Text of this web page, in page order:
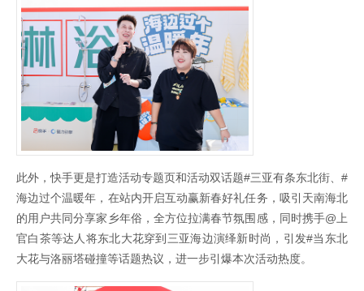
此外，快手更是打造活动专题页和活动双话题#三亚有条东北街、#
海边过个温暖年，在站内开启互动赢新春好礼任务，吸引天南海北
的用户共同分享家乡年俗，全方位拉满春节氛围感，同时携手@上
官白茶等达人将东北大花穿到三亚海边演绎新时尚，引发#当东北
大花与洛丽塔碰撞等话题热议，进一步引爆本次活动热度。